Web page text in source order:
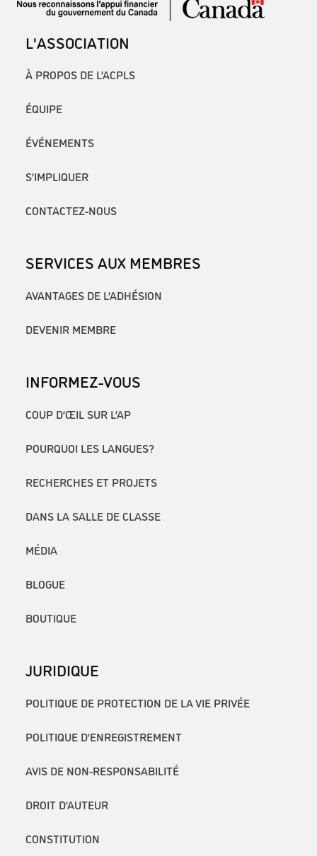
L'ASSOCIATION
À PROPOS DE L’ACPLS
ÉQUIPE
ÉVÉNEMENTS
S’IMPLIQUER
CONTACTEZ-NOUS
SERVICES AUX MEMBRES
AVANTAGES DE L’ADHÉSION
DEVENIR MEMBRE
INFORMEZ-VOUS
COUP D’ŒIL SUR L’AP
POURQUOI LES LANGUES?
RECHERCHES ET PROJETS
DANS LA SALLE DE CLASSE
MÉDIA
BLOGUE
BOUTIQUE
JURIDIQUE
POLITIQUE DE PROTECTION DE LA VIE PRIVÉE
POLITIQUE D’ENREGISTREMENT
AVIS DE NON-RESPONSABILITÉ
DROIT D’AUTEUR
CONSTITUTION